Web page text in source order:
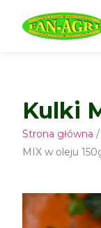
Kulki
Strona główna /
MIX w oleju